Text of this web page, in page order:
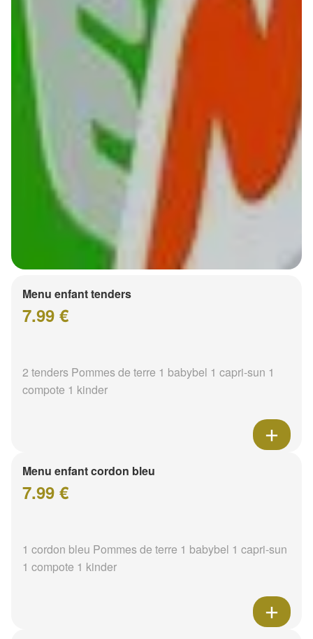
Menu enfant tenders
7.99 €
2 tenders Pommes de terre 1 babybel 1 capri-sun 1
compote 1 kinder
Menu enfant cordon bleu
7.99 €
1 cordon bleu Pommes de terre 1 babybel 1 capri-sun
1 compote 1 kinder